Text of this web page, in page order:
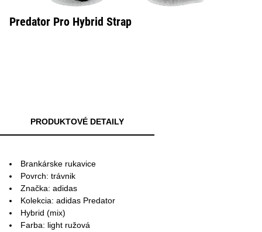
Predator Pro Hybrid Strap
PRODUKTOVÉ DETAILY
Brankárske rukavice
Povrch: trávnik
Značka: adidas
Kolekcia: adidas Predator
Hybrid (mix)
Farba: light ružová